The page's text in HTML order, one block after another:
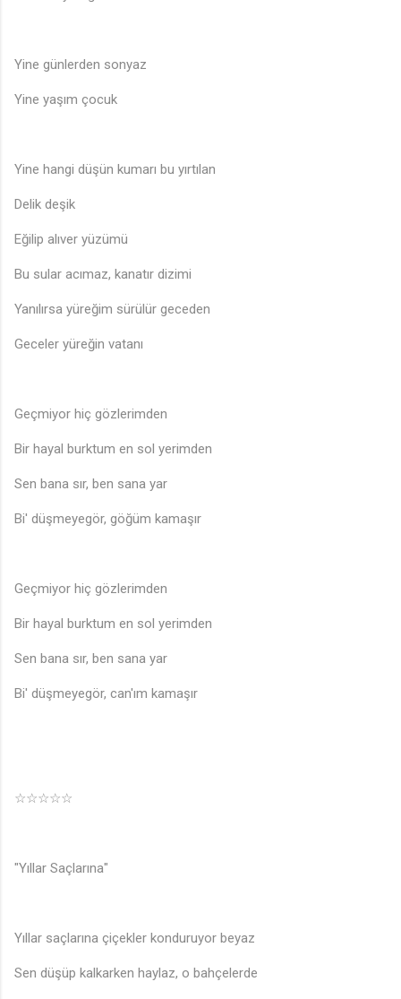
Yine günlerden sonyaz
Yine yaşım çocuk
Yine hangi düşün kumarı bu yırtılan
Delik deşik
Eğilip alıver yüzümü
Bu sular acımaz, kanatır dizimi
Yanılırsa yüreğim sürülür geceden
Geceler yüreğin vatanı
Geçmiyor hiç gözlerimden
Bir hayal burktum en sol yerimden
Sen bana sır, ben sana yar
Bi' düşmeyegör, göğüm kamaşır
Geçmiyor hiç gözlerimden
Bir hayal burktum en sol yerimden
Sen bana sır, ben sana yar
Bi' düşmeyegör, can'ım kamaşır
☆☆☆☆☆
"Yıllar Saçlarına"
Yıllar saçlarına çiçekler konduruyor beyaz
Sen düşüp kalkarken haylaz, o bahçelerde